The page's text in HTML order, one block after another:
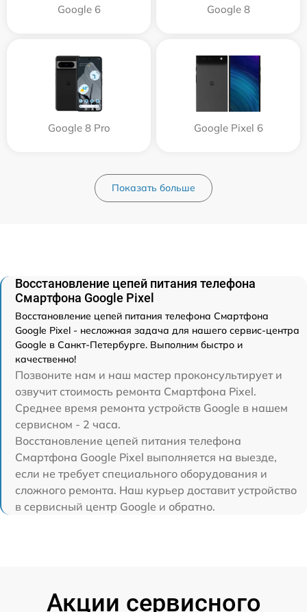
Google 6 Google 8
Google 8 Pro Google Pixel 6
Показать больше
Восстановление цепей питания телефона
Смартфона Google Pixel
Восстановление цепей питания телефона Смартфона
Google Pixel - несложная задача для нашего сервис-центра
Google в Санкт-Петербурге. Выполним быстро и
качественно!
Позвоните нам и наш мастер проконсультирует и
озвучит стоимость ремонта Смартфона Pixel.
Среднее время ремонта устройств Google в нашем
сервисном - 2 часа.
Восстановление цепей питания телефона
Смартфона Google Pixel выполняется на выезде,
если не требует специального оборудования и
сложного ремонта. Наш курьер доставит устройство
в сервисный центр Google и обратно.
Акции сервисного